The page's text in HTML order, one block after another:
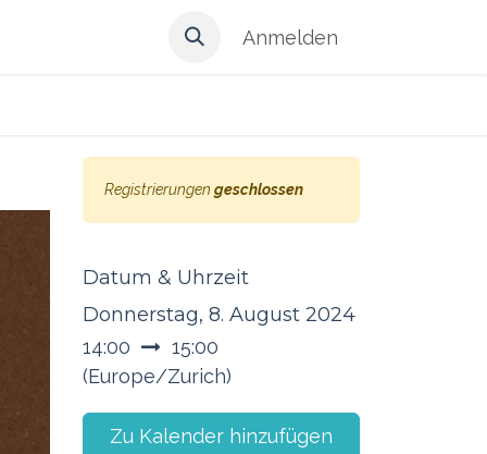
Anmelden
Registrierungen geschlossen
Datum & Uhrzeit
Donnerstag, 8. August 2024
14:00
15:00
(Europe/Zurich)
Zu Kalender hinzufügen